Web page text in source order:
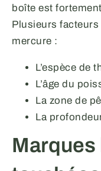
boîte est
Plusieurs
mercure :
L’espèce de
L’âge du
La zone de
La
Marques